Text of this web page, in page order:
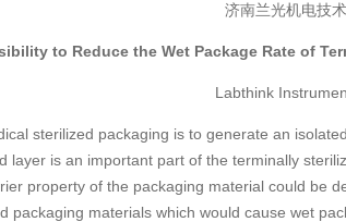
济南兰光机电技
to Reduce the Wet Package Rate of
Labthink
sterilized packaging is to generate an
layer is an important part of the terminally
property of the packaging material could be
packaging materials which would cause wet